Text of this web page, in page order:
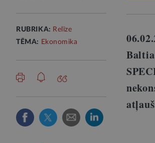
RUBRIKA: Relīze
TĒMA: Ekonomika